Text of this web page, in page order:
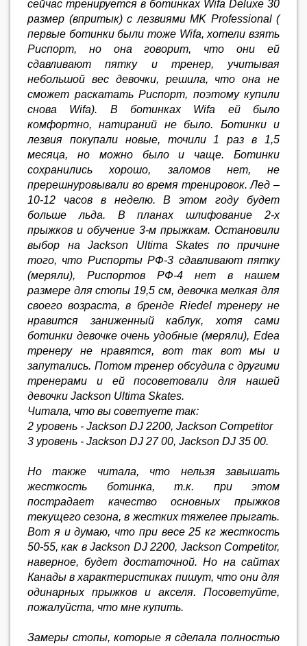
сейчас тренируется в ботинках Wifa Deluxe 30
размер (впритык) c лезвиями MK Professional (
первые ботинки были тоже Wifa, хотели взять
Риспорт, но она говорит, что они ей
сдавливают пятку и тренер, учитывая
небольшой вес девочки, решила, что она не
сможет раскатать Риспорт, поэтому купили
снова Wifa). В ботинках Wifa ей было
комфортно, натираний не было. Ботинки и
лезвия покупали новые, точили 1 раз в 1,5
месяца, но можно было и чаще. Ботинки
сохранились хорошо, заломов нет, не
пререшнуровывали во время тренировок. Лед –
10-12 часов в неделю. В этом году будет
больше льда. В планах шлифование 2-х
прыжков и обучение 3-м прыжкам. Остановили
выбор на Jackson Ultima Skates по причине
того, что Риспорты РФ-3 сдавливают пятку
(меряли), Риспортов РФ-4 нет в нашем
размере для стопы 19,5 см, девочка мелкая для
своего возраста, в бренде Riedel тренеру не
нравится заниженный каблук, хотя сами
ботинки девочке очень удобные (меряли), Edea
тренеру не нравятся, вот так вот мы и
запутались. Потом тренер обсудила с другими
тренерами и ей посоветовали для нашей
девочки Jackson Ultima Skates.
Читала, что вы советуете так:
2 уровень - Jackson DJ 2200, Jackson Competitor
3 уровень - Jackson DJ 27 00, Jackson DJ 35 00.
Но также читала, что нельзя завышать
жесткость ботинка, т.к. при этом
пострадает качество основных прыжков
текущего сезона, в жестких тяжелее прыгать.
Вот я и думаю, что при весе 25 кг жесткость
50-55, как в Jackson DJ 2200, Jackson Competitor,
наверное, будет достаточной. Но на сайтах
Канады в характеристиках пишут, что они для
одинарных прыжков и акселя. Посоветуйте,
пожалуйста, что мне купить.
Замеры стопы, которые я сделала полностью